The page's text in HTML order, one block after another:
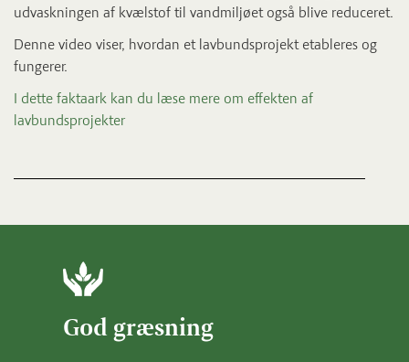
udvaskningen af kvælstof til vandmiljøet også blive reduceret.
Denne video viser, hvordan et lavbundsprojekt etableres og
fungerer.
I dette faktaark kan du læse mere om effekten af
lavbundsprojekter
God græsning